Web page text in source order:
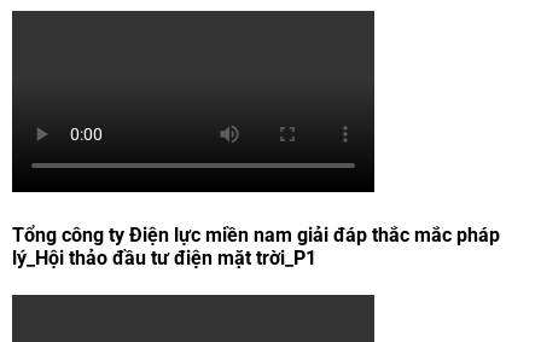
Tổng công ty Điện lực miền nam giải đáp thắc mắc pháp
lý_Hội thảo đầu tư điện mặt trời_P1